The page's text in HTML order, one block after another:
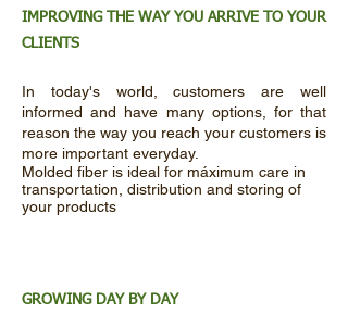
IMPROVING THE WAY YOU ARRIVE TO YOUR
CLIENTS
In today's world, customers are well
informed and have many options, for that
reason the way you reach your customers is
more important everyday.
Molded fiber is ideal for máximum care in
transportation, distribution and storing of
your products
GROWING DAY BY DAY